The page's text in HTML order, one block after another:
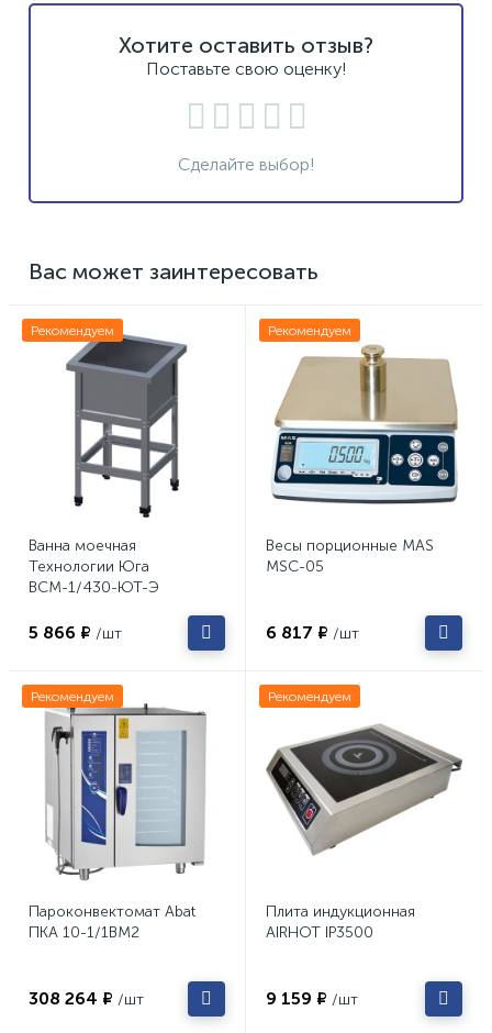
Хотите оставить отзыв?
Поставьте свою оценку!
Сделайте выбор!
Вас может заинтересовать
Рекомендуем
Ванна моечная
Технологии Юга
ВСМ-1/430-ЮТ-Э
5 866 ₽ /шт
Рекомендуем
Весы порционные MAS
MSC-05
6 817 ₽ /шт
Рекомендуем
Пароконвектомат Abat
ПКА 10-1/1ВМ2
308 264 ₽ /шт
Рекомендуем
Плита индукционная
AIRHOT IP3500
9 159 ₽ /шт